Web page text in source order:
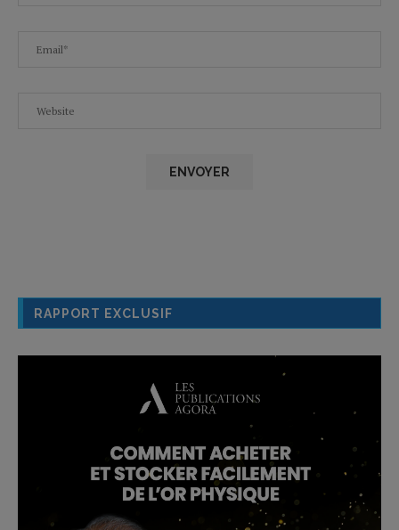
RAPPORT EXCLUSIF